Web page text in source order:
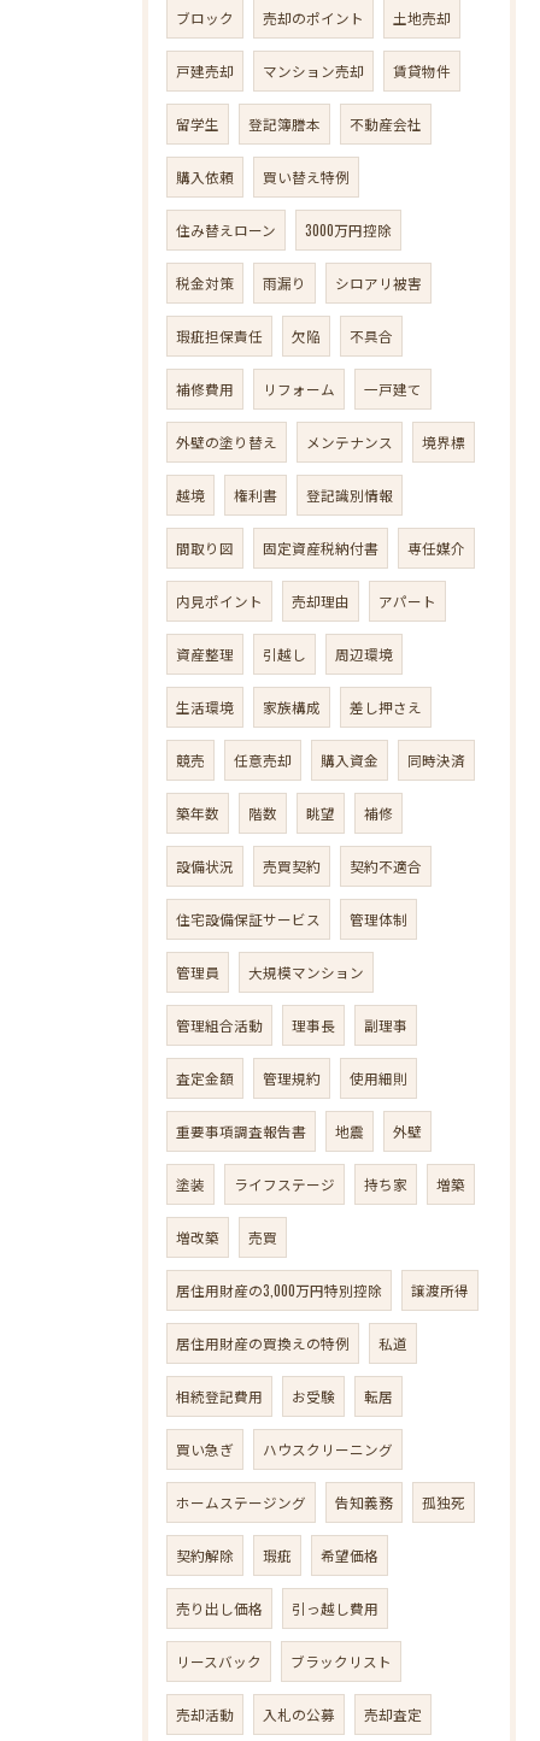
ブロック 売却のポイント 土地売却
戸建売却 マンション売却 賃貸物件
留学生 登記簿謄本 不動産会社
購入依頼 買い替え特例
住み替えローン 3000万円控除
税金対策 雨漏り シロアリ被害
瑕疵担保責任 欠陥 不具合
補修費用 リフォーム 一戸建て
外壁の塗り替え メンテナンス 境界標
越境 権利書 登記識別情報
間取り図 固定資産税納付書 専任媒介
内見ポイント 売却理由 アパート
資産整理 引越し 周辺環境
生活環境 家族構成 差し押さえ
競売 任意売却 購入資金 同時決済
築年数 階数 眺望 補修
設備状況 売買契約 契約不適合
住宅設備保証サービス 管理体制
管理員 大規模マンション
管理組合活動 理事長 副理事
査定金額 管理規約 使用細則
重要事項調査報告書 地震 外壁
塗装 ライフステージ 持ち家 増築
増改築 売買
居住用財産の3,000万円特別控除 譲渡所得
居住用財産の買換えの特例 私道
相続登記費用 お受験 転居
買い急ぎ ハウスクリーニング
ホームステージング 告知義務 孤独死
契約解除 瑕疵 希望価格
売り出し価格 引っ越し費用
リースバック ブラックリスト
売却活動 入札の公募 売却査定